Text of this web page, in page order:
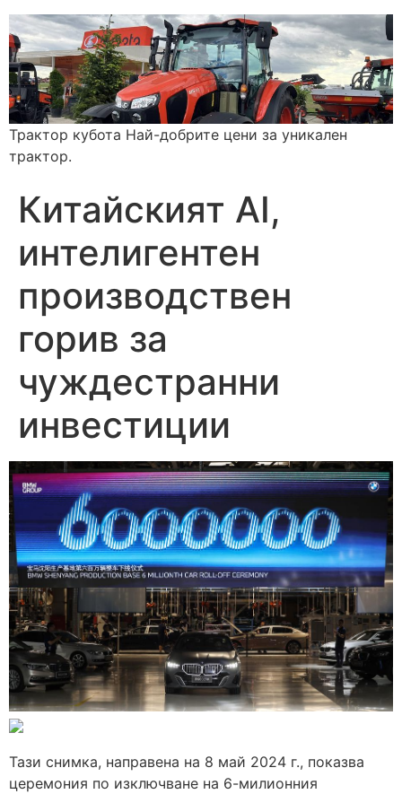
Трактор кубота Най-добрите цени за уникален
трактор.
Китайският AI,
интелигентен
производствен
горив за
чуждестранни
инвестиции
Тази снимка, направена на 8 май 2024 г., показва
церемония по изключване на 6-милионния